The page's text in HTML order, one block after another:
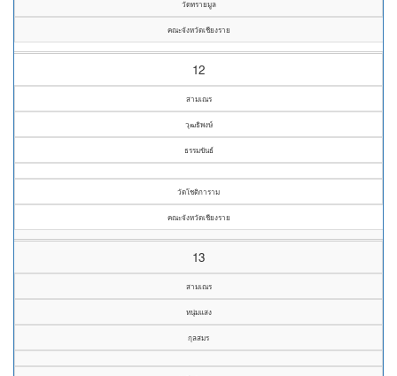
วัดทรายมูล
คณะจังหวัดเชียงราย
12
สามเณร
วุฒธิพงษ์
ธรรมขันธ์
วัดโชติการาม
คณะจังหวัดเชียงราย
13
สามเณร
หนุ่มแสง
กุลสมร